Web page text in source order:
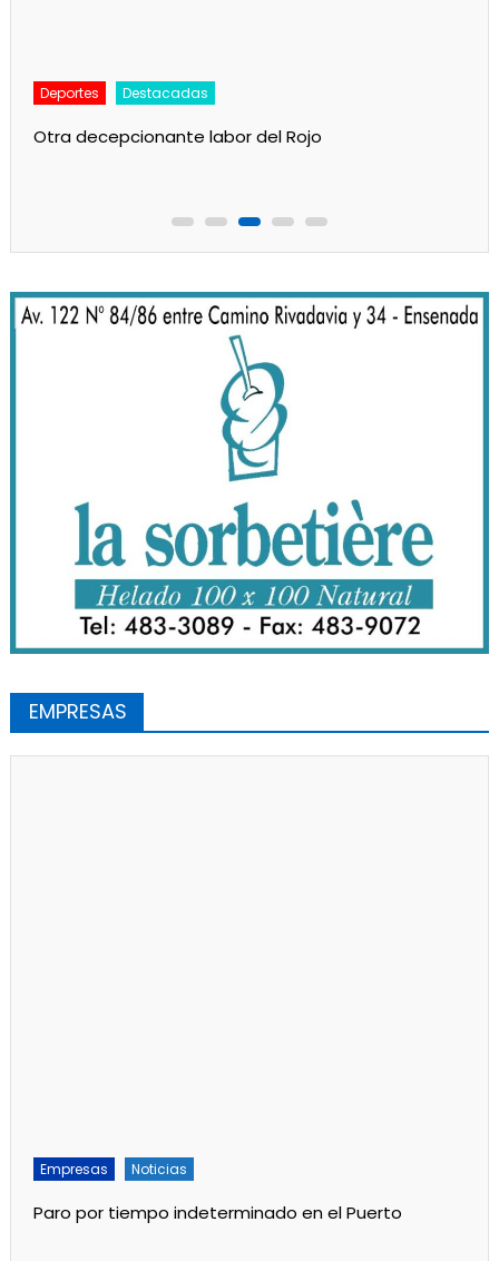
Deportes Destacadas
Otra decepcionante labor del Rojo
EMPRESAS
Empresas Noticias
Paro por tiempo indeterminado en el Puerto